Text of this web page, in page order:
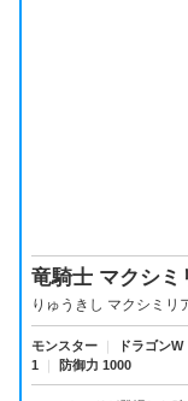
竜騎士 マクシミ
りゅうきし マクシミリ
モンスター ｜ ドラゴンW
1
｜ 防御力 1000